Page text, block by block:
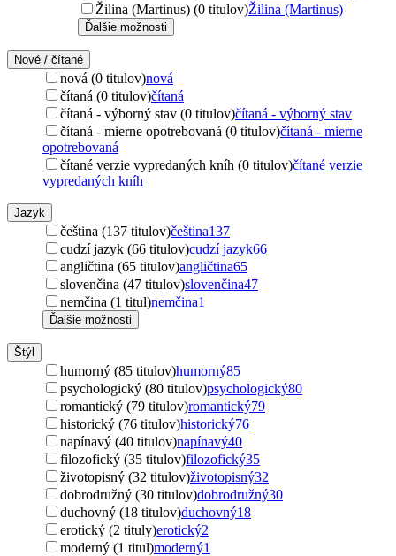
Žilina (Martinus) (0 titulov)Žilina (Martinus)
Ďalšie možnosti
Nové / čítané
nová (0 titulov)nová
čítaná (0 titulov)čítaná
čítaná - výborný stav (0 titulov)čítaná - výborný stav
čítaná - mierne opotrebovaná (0 titulov)čítaná - mierne
opotrebovaná
čítané verzie vypredaných kníh (0 titulov)čítané verzie
vypredaných kníh
Jazyk
čeština (137 titulov)čeština137
cudzí jazyk (66 titulov)cudzí jazyk66
angličtina (65 titulov)angličtina65
slovenčina (47 titulov)slovenčina47
nemčina (1 titul)nemčina1
Ďalšie možnosti
Štýl
humorný (85 titulov)humorný85
psychologický (80 titulov)psychologický80
romantický (79 titulov)romantický79
historický (76 titulov)historický76
napínavý (40 titulov)napínavý40
filozofický (35 titulov)filozofický35
životopisný (32 titulov)životopisný32
dobrodružný (30 titulov)dobrodružný30
duchovný (18 titulov)duchovný18
erotický (2 tituly)erotický2
moderný (1 titul)moderný1